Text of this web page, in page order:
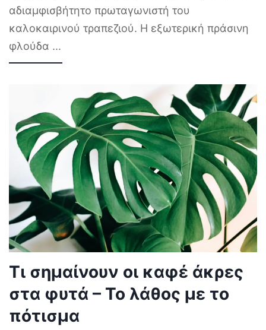
αδιαμφισβήτητο πρωταγωνιστή του
καλοκαιρινού τραπεζιού. Η εξωτερική πράσινη
φλούδα ...
Τι σημαίνουν οι καφέ άκρες
στα φυτά – Το λάθος με το
πότισμα